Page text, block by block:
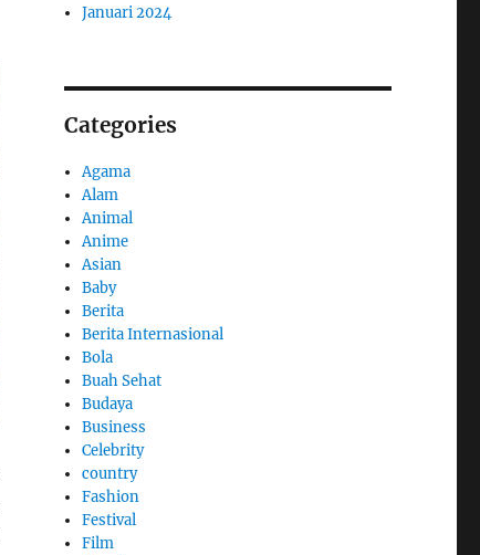
Januari 2024
Categories
Agama
Alam
Animal
Anime
Asian
Baby
Berita
Berita Internasional
Bola
Buah Sehat
Budaya
Business
Celebrity
country
Fashion
Festival
Film